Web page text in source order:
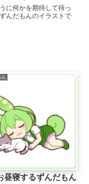
に何かを期待して待っ
んだもんのイラストで
ん
昼寝するずんだもん